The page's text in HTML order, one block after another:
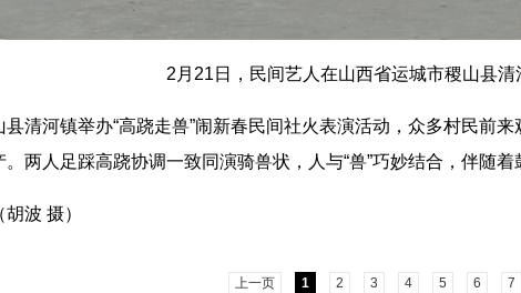
2月21日，民间艺人在山西省运城市稷山县清
河镇举办“高跷走兽”闹新春民间社火表演活动，众多村民前来
两人足踩高跷协调一致同演骑兽状，人与“兽”巧妙结合，伴随着
波 摄）
上一页 1 2 3 4 5 6 7